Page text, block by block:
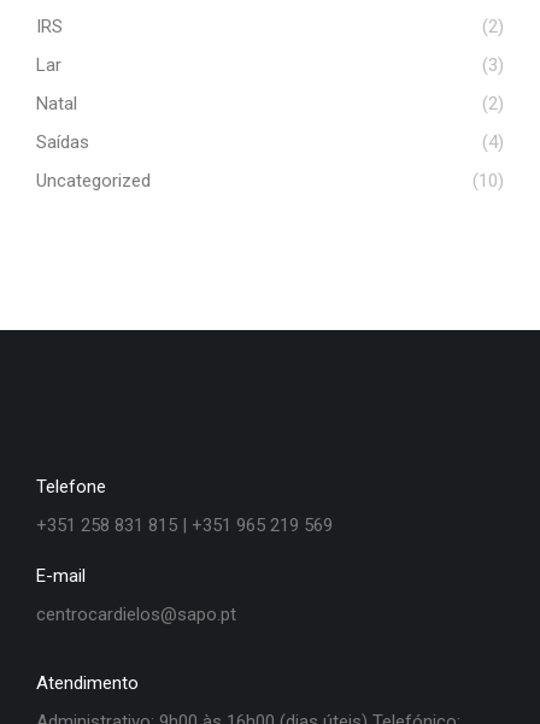
IRS
(2)
Lar
(3)
Natal
(2)
Saídas
(4)
Uncategorized
(10)
Telefone
+351 258 831 815 | +351 965 219 569
E-mail
centrocardielos@sapo.pt
Atendimento